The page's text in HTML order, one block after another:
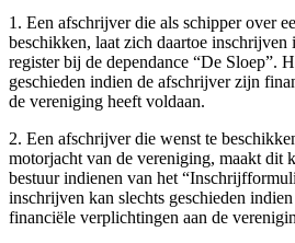
1. Een afschrijver die als schipper over
beschikken, laat zich daartoe inschrijven
register bij de dependance “De Sloep”.
geschieden indien de afschrijver zijn
de vereniging heeft voldaan.
2. Een afschrijver die wenst te
motorjacht van de vereniging, maakt dit
bestuur indienen van het
inschrijven kan slechts geschieden
financiële verplichtingen aan de